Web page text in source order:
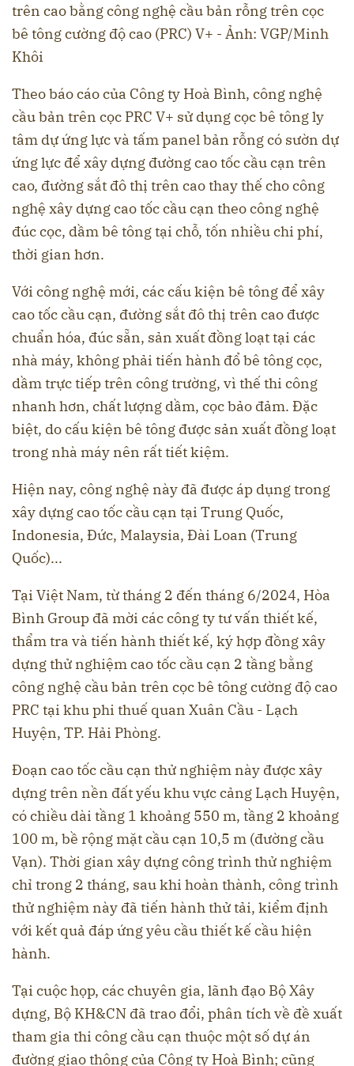
trên cao bằng công nghệ cầu bản rỗng trên cọc
bê tông cường độ cao (PRC) V+ - Ảnh: VGP/Minh
Khôi
Theo báo cáo của Công ty Hoà Bình, công nghệ
cầu bản trên cọc PRC V+ sử dụng cọc bê tông ly
tâm dự ứng lực và tấm panel bản rỗng có sườn dự
ứng lực để xây dựng đường cao tốc cầu cạn trên
cao, đường sắt đô thị trên cao thay thế cho công
nghệ xây dựng cao tốc cầu cạn theo công nghệ
đúc cọc, dầm bê tông tại chỗ, tốn nhiều chi phí,
thời gian hơn.
Với công nghệ mới, các cấu kiện bê tông để xây
cao tốc cầu cạn, đường sắt đô thị trên cao được
chuẩn hóa, đúc sẵn, sản xuất đồng loạt tại các
nhà máy, không phải tiến hành đổ bê tông cọc,
dầm trực tiếp trên công trường, vì thế thi công
nhanh hơn, chất lượng dầm, cọc bảo đảm. Đặc
biệt, do cấu kiện bê tông được sản xuất đồng loạt
trong nhà máy nên rất tiết kiệm.
Hiện nay, công nghệ này đã được áp dụng trong
xây dựng cao tốc cầu cạn tại Trung Quốc,
Indonesia, Đức, Malaysia, Đài Loan (Trung
Quốc)...
Tại Việt Nam, từ tháng 2 đến tháng 6/2024, Hòa
Bình Group đã mời các công ty tư vấn thiết kế,
thẩm tra và tiến hành thiết kế, ký hợp đồng xây
dựng thử nghiệm cao tốc cầu cạn 2 tầng bằng
công nghệ cầu bản trên cọc bê tông cường độ cao
PRC tại khu phi thuế quan Xuân Cầu - Lạch
Huyện, TP. Hải Phòng.
Đoạn cao tốc cầu cạn thử nghiệm này được xây
dựng trên nền đất yếu khu vực cảng Lạch Huyện,
có chiều dài tầng 1 khoảng 550 m, tầng 2 khoảng
100 m, bề rộng mặt cầu cạn 10,5 m (đường cầu
Vạn). Thời gian xây dựng công trình thử nghiệm
chỉ trong 2 tháng, sau khi hoàn thành, công trình
thử nghiệm này đã tiến hành thử tải, kiểm định
với kết quả đáp ứng yêu cầu thiết kế cầu hiện
hành.
Tại cuộc họp, các chuyên gia, lãnh đạo Bộ Xây
dựng, Bộ KH&CN đã trao đổi, phân tích về đề xuất
tham gia thi công cầu cạn thuộc một số dự án
đường giao thông của Công ty Hoà Bình; cũng